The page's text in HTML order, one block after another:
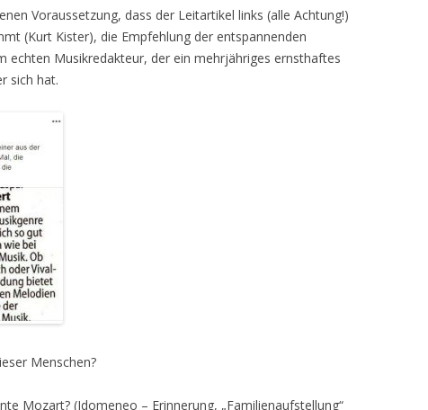
Voraussetzung, dass der Leitartikel links (alle Achtung!)
(Kurt Kister), die Empfehlung der entspannenden
echten Musikredakteur, der ein mehrjähriges ernsthaftes
sich hat.
Menschen?
Mozart? (Idomeneo – Erinnerung, „Familienaufstellung“